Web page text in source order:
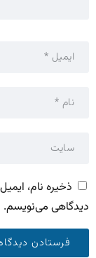
ذخیره نام،
دیدگاهی می‌نویسم.